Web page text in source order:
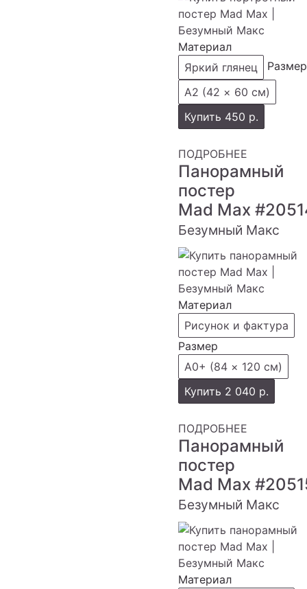
Материал
Яркий глянец
Размер
А2 (42 × 60 см)
Купить 450 р.
ПОДРОБНЕЕ
Панорамный
постер
Mad Max
Безумный Макс
Материал
Рисунок и фактура
Размер
А0+ (84 × 120 см)
Купить 2 040 р.
ПОДРОБНЕЕ
Панорамный
постер
Mad Max
Безумный Макс
Материал